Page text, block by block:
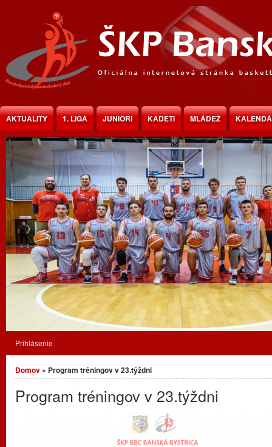
Jump to Content
AKTUALITY 1. LIGA JUNIORI KADETI MLÁDEŽ
Prihlásenie
Nachádzate sa tu
Domov » Program tréningov v 23.týždni
Program tréningov v 23.týždni